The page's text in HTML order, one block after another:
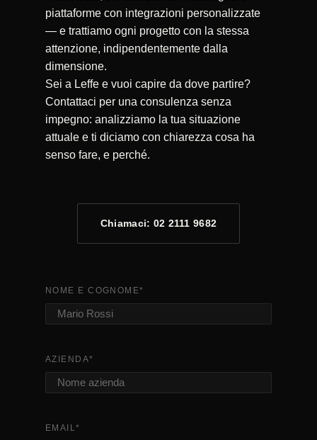
piattaforme con integrazioni personalizzate
— e trattiamo ogni progetto con la stessa
attenzione, indipendentemente dalla
dimensione.
Sei a Leffe e vuoi capire da dove partire?
Contattaci per una consulenza senza
impegno: analizziamo la tua situazione
attuale e ti diciamo con chiarezza cosa ha
senso fare, e perché.
Chiamaci: 02 2111 9682
NOME E COGNOME*
AZIENDA*
EMAIL*